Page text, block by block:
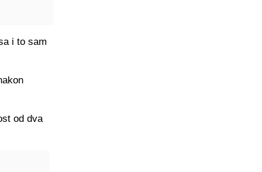
i to sam
od dva